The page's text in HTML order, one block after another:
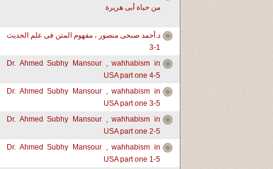
من حياة أبى هريرة
د.أحمد صبحى منصور ، مفهوم المتن فى علم الحديث
1-3
Dr. Ahmed Subhy Mansour , wahhabism in
USA part one 4-5
Dr. Ahmed Subhy Mansour , wahhabism in
USA part one 3-5
Dr. Ahmed Subhy Mansour , wahhabism in
USA part one 2-5
Dr. Ahmed Subhy Mansour , wahhabism in
USA part one 1-5